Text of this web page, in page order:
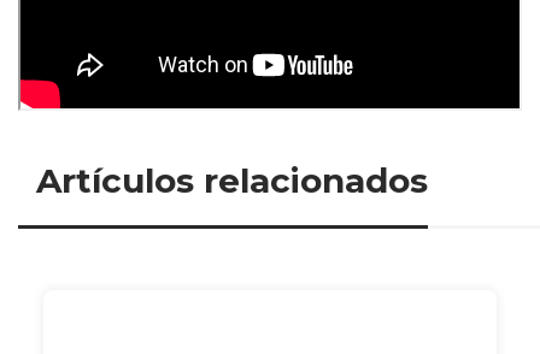
Artículos relacionados